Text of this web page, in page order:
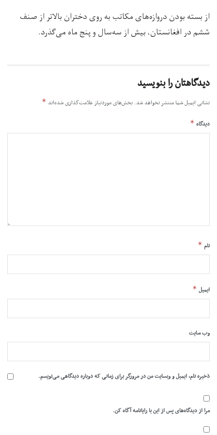
از بسته بودن دروازه‌های مکاتب به روی دختران بالاتر از صنف
ششم در افغانستان، بیش از سه‌سال و پنج ماه می‌گذرد.
دیدگاهتان را بنویسید
نشانی ایمیل شما منتشر نخواهد شد. بخش‌های موردنیاز علامت‌گذاری شده‌اند *
دیدگاه *
نام *
ایمیل *
وب‌ سایت
ذخیره نام، ایمیل و وبسایت من در مرورگر برای زمانی که دوباره دیدگاهی می‌نویسم.
مرا از دیدگاه‌های پس از این با رایانامه آگاه کن.